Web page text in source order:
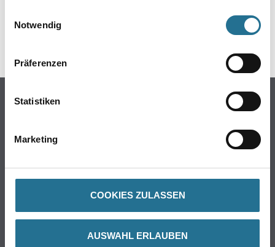
Notwendig
Präferenzen
Statistiken
Marketing
COOKIES ZULASSEN
AUSWAHL ERLAUBEN
Online-Shop
WDV-Systeme
Putze- und Spachtelmassen
Werkzeug & Maschinen
Verbrauchsmaterialien